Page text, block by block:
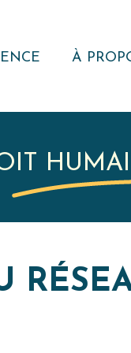
À
NOUS ?